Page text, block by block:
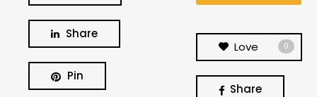
Share
Pin
Love 0
Share